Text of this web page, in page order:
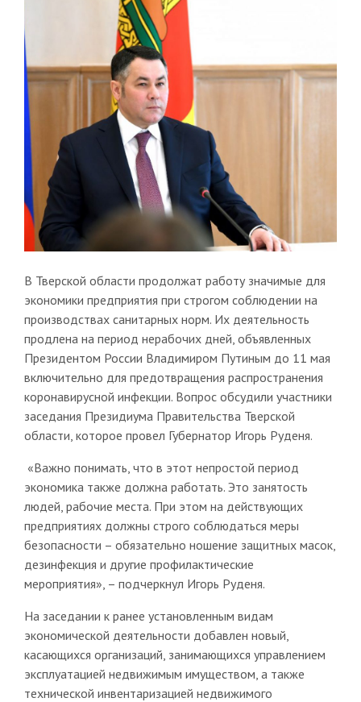
В Тверской области продолжат работу значимые для
экономики предприятия при строгом соблюдении на
производствах санитарных норм. Их деятельность
продлена на период нерабочих дней, объявленных
Президентом России Владимиром Путиным до 11 мая
включительно для предотвращения распространения
коронавирусной инфекции. Вопрос обсудили участники
заседания Президиума Правительства Тверской
области, которое провел Губернатор Игорь Руденя.
«Важно понимать, что в этот непростой период
экономика также должна работать. Это занятость
людей, рабочие места. При этом на действующих
предприятиях должны строго соблюдаться меры
безопасности – обязательно ношение защитных масок,
дезинфекция и другие профилактические
мероприятия», – подчеркнул Игорь Руденя.
На заседании к ранее установленным видам
экономической деятельности добавлен новый,
касающихся организаций, занимающихся управлением
эксплуатацией недвижимым имуществом, а также
технической инвентаризацией недвижимого